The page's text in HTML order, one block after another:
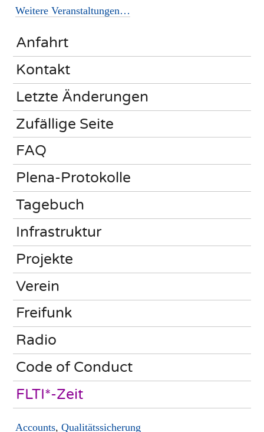
Weitere Veranstaltungen…
Anfahrt
Kontakt
Letzte Änderungen
Zufällige Seite
FAQ
Plena-Protokolle
Tagebuch
Infrastruktur
Projekte
Verein
Freifunk
Radio
Code of Conduct
FLTI*-Zeit
Accounts, Qualitätssicherung